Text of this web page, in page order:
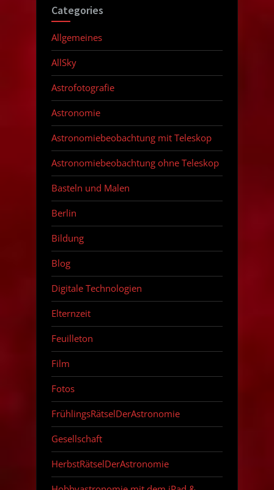
Categories
Allgemeines
AllSky
Astrofotografie
Astronomie
Astronomiebeobachtung mit Teleskop
Astronomiebeobachtung ohne Teleskop
Basteln und Malen
Berlin
Bildung
Blog
Digitale Technologien
Elternzeit
Feuilleton
Film
Fotos
FrühlingsRätselDerAstronomie
Gesellschaft
HerbstRätselDerAstronomie